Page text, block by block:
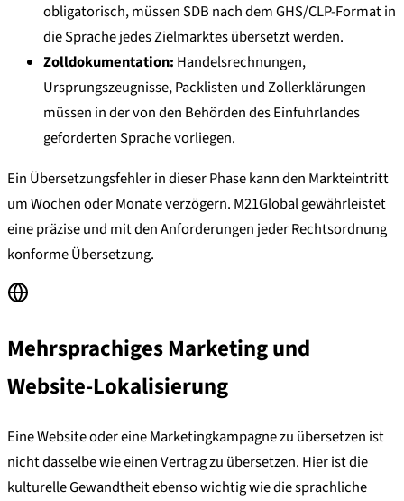
obligatorisch, müssen SDB nach dem GHS/CLP-Format in
die Sprache jedes Zielmarktes übersetzt werden.
Zolldokumentation: Handelsrechnungen,
Ursprungszeugnisse, Packlisten und Zollerklärungen
müssen in der von den Behörden des Einfuhrlandes
geforderten Sprache vorliegen.
Ein Übersetzungsfehler in dieser Phase kann den Markteintritt
um Wochen oder Monate verzögern. M21Global gewährleistet
eine präzise und mit den Anforderungen jeder Rechtsordnung
konforme Übersetzung.
Mehrsprachiges Marketing und
Website-Lokalisierung
Eine Website oder eine Marketingkampagne zu übersetzen ist
nicht dasselbe wie einen Vertrag zu übersetzen. Hier ist die
kulturelle Gewandtheit ebenso wichtig wie die sprachliche